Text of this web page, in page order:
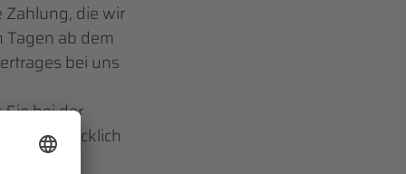
Zahlung, die wir
ab dem
bei uns
bei der
ausdrücklich